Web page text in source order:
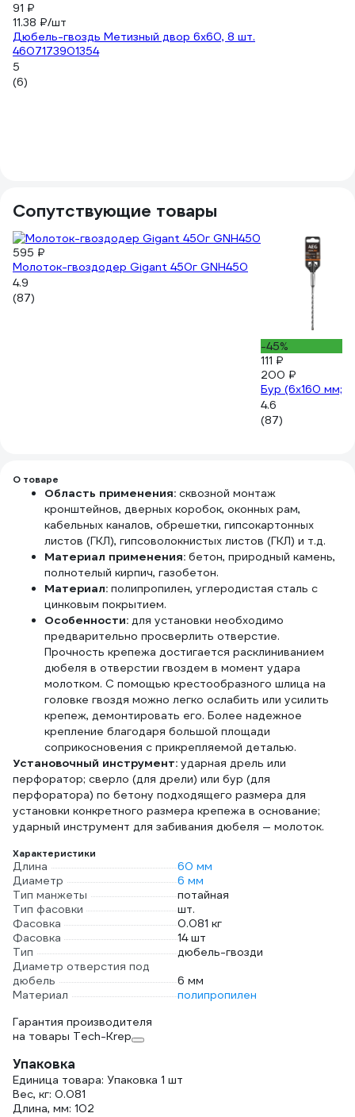
91 ₽
11.38 ₽/шт
Дюбель-гвоздь Метизный двор 6х60, 8 шт.
4607173901354
5
(6)
Сопутствующие товары
595 ₽
Молоток-гвоздодер Gigant 450г GNH450
4.9
(87)
-45%
111 ₽
200 ₽
Бур (6x160 мм;
4.6
(87)
О товаре
Область применения: сквозной монтаж
кронштейнов, дверных коробок, оконных рам,
кабельных каналов, обрешетки, гипсокартонных
листов (ГКЛ), гипсоволокнистых листов (ГКЛ) и т.д.
Материал применения: бетон, природный камень,
полнотелый кирпич, газобетон.
Материал: полипропилен, углеродистая сталь с
цинковым покрытием.
Особенности: для установки необходимо
предварительно просверлить отверстие.
Прочность крепежа достигается расклиниванием
дюбеля в отверстии гвоздем в момент удара
молотком. С помощью крестообразного шлица на
головке гвоздя можно легко ослабить или усилить
крепеж, демонтировать его. Более надежное
крепление благодаря большой площади
соприкосновения с прикрепляемой деталью.
Установочный инструмент: ударная дрель или
перфоратор; сверло (для дрели) или бур (для
перфоратора) по бетону подходящего размера для
установки конкретного размера крепежа в основание;
ударный инструмент для забивания дюбеля — молоток.
Характеристики
Длина
60 мм
Диаметр
6 мм
Тип манжеты
потайная
Тип фасовки
шт.
Фасовка
0.081 кг
Фасовка
14 шт
Тип
дюбель-гвозди
Диаметр отверстия под
дюбель
6 мм
Материал
полипропилен
Гарантия производителя
на товары Tech-Krep
Упаковка
Единица товара: Упаковка 1 шт
Вес, кг: 0.081
Длина, мм: 102